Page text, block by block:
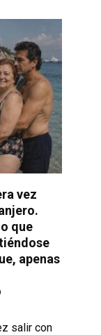
vez
que
apenas
salir con